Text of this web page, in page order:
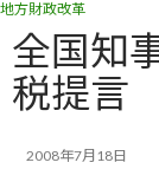
コ
ン
ツ
ナ
ー
シ
地方財政改革
全国知
税提言
2008年7月18日